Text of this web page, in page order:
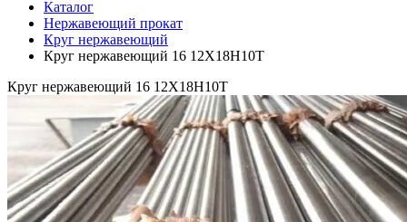
Каталог
Нержавеющий прокат
Круг нержавеющий
Круг нержавеющий 16 12Х18Н10Т
Круг нержавеющий 16 12Х18Н10Т